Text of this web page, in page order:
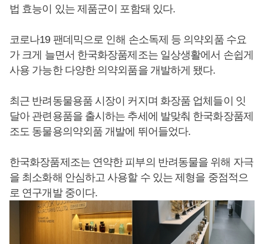
법 효능이 있는 제품군이 포함돼 있다.
코로나19 팬데믹으로 인해 손소독제 등 의약외품 수요
가 크게 늘면서 한국화장품제조는 일상생활에서 손쉽게
사용 가능한 다양한 의약외품을 개발하게 됐다.
최근 반려동물용품 시장이 커지며 화장품 업체들이 잇
달아 관련용품을 출시하는 추세에 발맞춰 한국화장품제
조도 동물용의약외품 개발에 뛰어들었다.
한국화장품제조는 연약한 피부의 반려동물을 위해 자극
을 최소화해 안심하고 사용할 수 있는 제형을 중점적으
로 연구개발 중이다.